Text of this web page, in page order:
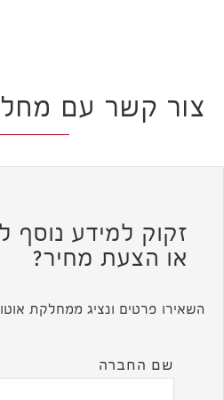
צור קשר עם
זקוק למידע נוסף
או הצעת מחיר?
השאירו פרטים ונציג ממחלקת
שם החברה